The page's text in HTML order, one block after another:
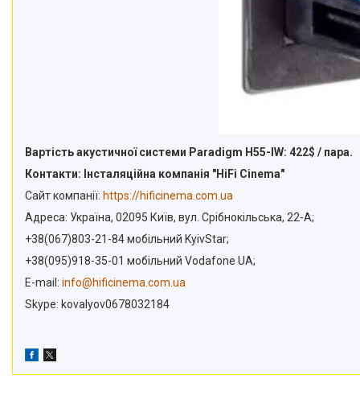
Вартість акустичної системи Paradigm H55-IW: 422$ / пара.
Контакти: Інсталяційна компанія "HiFi Cinema"
Сайт компанії: https://hificinema.com.ua
Адреса: Україна, 02095 Київ, вул. Срібнокільська, 22-А;
+38(067)803-21-84 мобільний KyivStar;
+38(095)918-35-01 мобільний Vodafone UA;
E-mail: info@hificinema.com.ua
Skype: kovalyov0678032184